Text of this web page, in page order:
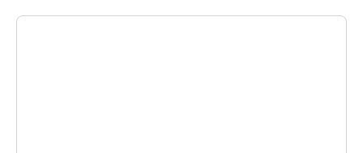
Comentário